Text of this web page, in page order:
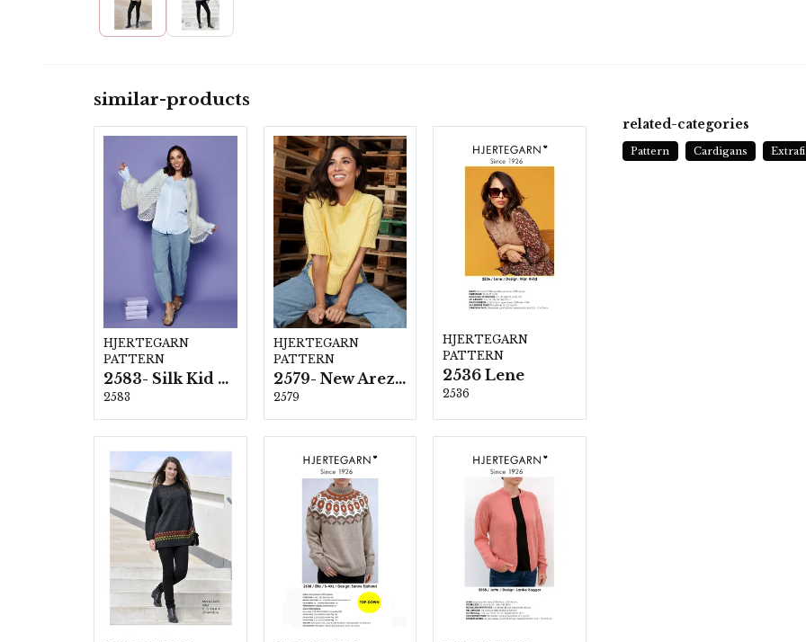
similar-products
HJERTEGARN
PATTERN
2583- Silk Kid Mohair
2583
HJERTEGARN
PATTERN
2579- New Arezzo
2579
HJERTEGARN
PATTERN
2536 Lene
2536
related-categories
Pattern Cardigans